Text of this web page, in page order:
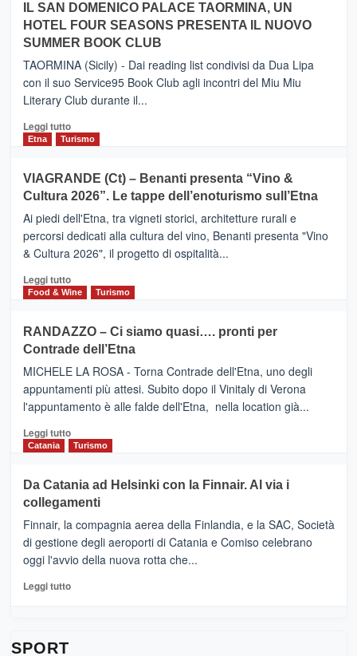
da
Neos
PIEDIMONTE
ETNEO
–
Meta
turistica
privilegiata
secondo
dati
di
Anche
la
Alcantara
nei
primi
nella
classifica
IL SAN DOMENICO PALACE TAORMINA, UN
HOTEL FOUR SEASONS PRESENTA IL NUOVO
SUMMER BOOK CLUB
TAORMINA (Sicily) - Dai reading list condivisi da Dua Lipa
con il suo Service95 Book Club agli incontri del Miu Miu
Literary Club durante il...
Leggi tuttoLeggi
di
IL
SAN
DOMENICO
PALACE
TAORMINA,
UN
HOTEL
FOUR
IL
NUOVO
SUMMER
CLUB
Etna Turismo
VIAGRANDE (Ct) – Benanti presenta “Vino &
Cultura 2026”. Le tappe dell’enoturismo sull’Etna
Ai piedi dell'Etna, tra vigneti storici, architetture rurali e
percorsi dedicati alla cultura del vino, Benanti presenta "Vino
& Cultura 2026", il progetto di ospitalità...
Leggi tuttoLeggi
di
VIAGRANDE
(Ct)
–
Benanti
presenta
“Vino
&
Cultura
tappe
dell’enoturismo
Food & Wine Turismo
RANDAZZO – Ci siamo quasi…. pronti per
Contrade dell’Etna
MICHELE LA ROSA - Torna Contrade dell'Etna, uno degli
appuntamenti più attesi. Subito dopo il Vinitaly di Verona
l'appuntamento è alle falde dell'Etna, nella location già...
Leggi tuttoLeggi
di
RANDAZZO
–
Ci
siamo
quasi….
pronti
per
Catania Turismo
Da Catania ad Helsinki con la Finnair. Al via i
collegamenti
Finnair, la compagnia aerea della Finlandia, e la SAC, Società
di gestione degli aeroporti di Catania e Comiso celebrano
oggi l'avvio della nuova rotta che...
Leggi tuttoLeggi
SPORT